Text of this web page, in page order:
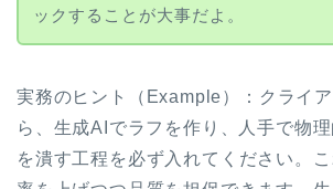
ックすることが大事だよ。
実務のヒント（Example）：クライ
ら、生成AIでラフを作り、人手で物
を潰す工程を必ず入れてください。